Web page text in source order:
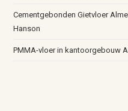
Cementgebonden Gietvloer
Hanson
PMMA-vloer in kantoorgebouw